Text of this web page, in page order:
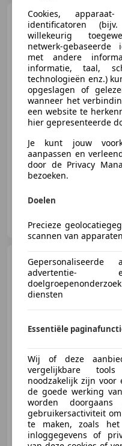
12/2015 195.325 km
NL-7957 AT DE WIJK
01/2023 82.021 km
Altijd ruim 80 bedrijfswagens
Cookies,
identificatoren (bijv.
willekeurig
netwerk-gebaseerde
met andere
informatie, taal,
technologieën enz.)
opgeslagen of
wanneer het
een website te
hier gepresenteerde
Je kunt jouw
aanpassen en
door de Privacy
bezoeken.
Doelen
Precieze
scannen van apparaten
advertentie-
diensten
Essentiële
Wij of deze
vergelijkbare
noodzakelijk zijn
de goede werking
worden
gebruikersactiviteit
te maken, zoals
inloggegevens of